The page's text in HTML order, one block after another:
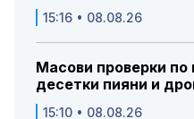
15:16 • 08.08.26
Масови проверки
десетки пияни и
15:10 • 08.08.26